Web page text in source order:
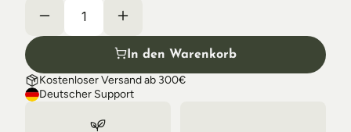
In den Warenkorb
Kostenloser Versand ab 300€
Deutscher Support